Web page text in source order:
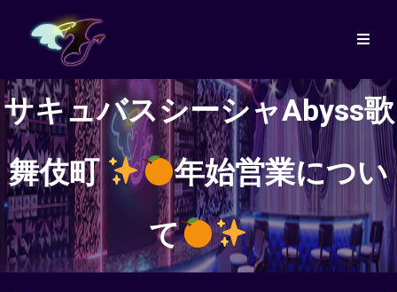
サキュバスシーシャAbyss歌
舞伎町
年始営業につい
て